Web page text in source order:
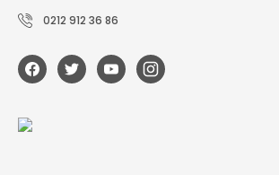
0212 912 36 86